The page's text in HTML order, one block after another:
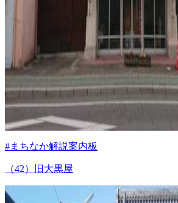
#まちなか解説案内板
（42）旧大黒屋